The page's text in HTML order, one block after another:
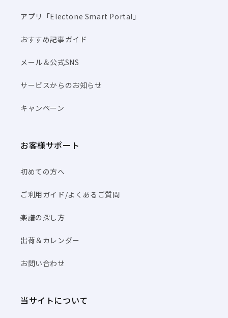
アプリ「Electone Smart Portal」
おすすめ記事ガイド
メール＆公式SNS
サービスからのお知らせ
キャンペーン
お客様サポート
初めての方へ
ご利用ガイド/よくあるご質問
楽譜の探し方
出荷＆カレンダー
お問い合わせ
当サイトについて